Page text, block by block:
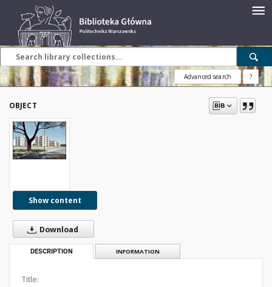
Advanced search ?
OBJECT
Show content
Download
DESCRIPTION INFORMATION
Title: